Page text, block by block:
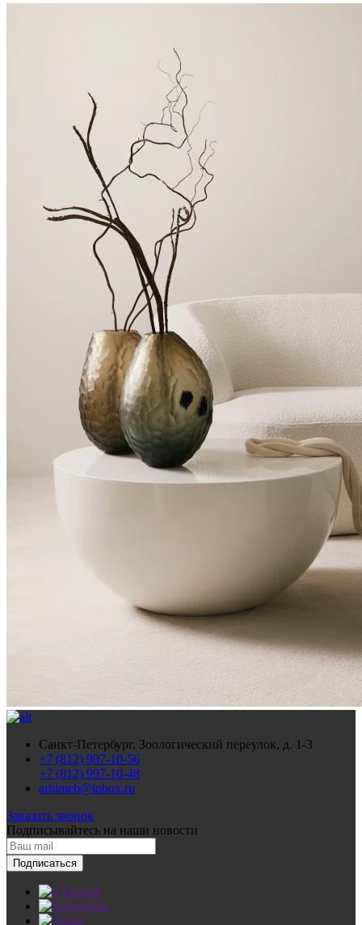
Санкт-Петербург, Зоологический переулок, д. 1-3
+7 (812) 997-10-56
+7 (812) 997-10-48
arhimeb@inbox.ru
Заказать звонок
Подписывайтесь на наши новости